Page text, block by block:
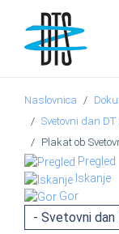
Naslovnica
Svetovni dan DT
Plakat ob
Pregled
Iskanje
Gor